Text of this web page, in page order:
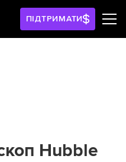
ПІДТРИМАТИ
Hubble